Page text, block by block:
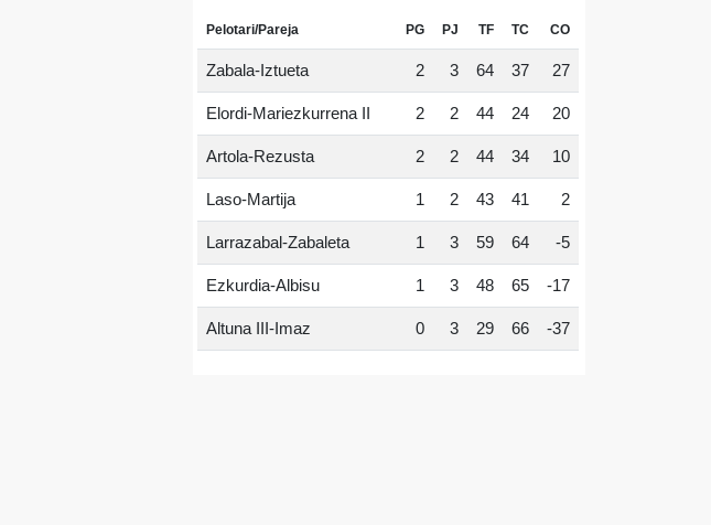
Pelotari/Pareja PG PJ TF TC CO
Zabala-Iztueta 2 3 64 37 27
Elordi-Mariezkurrena II 2 2 44 24 20
Artola-Rezusta 2 2 44 34 10
Laso-Martija 1 2 43 41 2
Larrazabal-Zabaleta 1 3 59 64 -5
Ezkurdia-Albisu 1 3 48 65 -17
Altuna III-Imaz 0 3 29 66 -37